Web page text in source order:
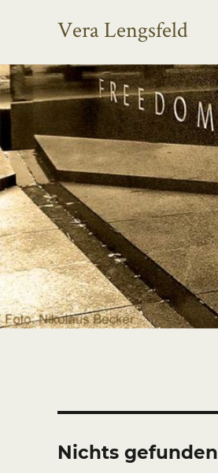
Vera Lengsfeld
Nichts gefunden